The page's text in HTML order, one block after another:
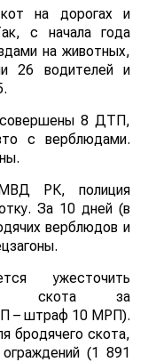
на дорогах и
с начала года
на животных,
26 водителей и
совершены 8 ДТП,
с верблюдами.
РК, полиция
За 10 дней (в
верблюдов и
ужесточить
скота за
– штраф 10 МРП).
бродячего скота,
(1 891